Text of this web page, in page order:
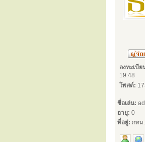
ลงทะเบีย
19:48
โพสต์:
ชื่อเล่น:
อายุ: 0
ที่อยู่: กทม.